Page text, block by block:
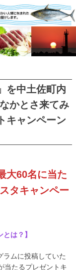
を中土佐町内
かとさ来てみ
キャンペーン
大60名に当た
タキャンペー
は？】
ラムに投稿していた
当たるプレゼントキ